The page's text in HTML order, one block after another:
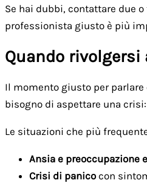
Se hai dubbi, contattare due
professionista giusto è più
Quando
Il momento giusto per
bisogno di aspettare una
Le situazioni che più
Ansia e preoccupazione
Crisi di panicocon